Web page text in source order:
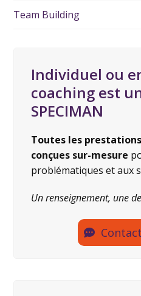
Team Building
Individuel ou
coaching est
SPECIMAN
Toutes les prestations
conçues sur-mesure
problématiques et aux
Un renseignement, une